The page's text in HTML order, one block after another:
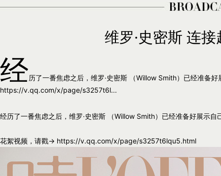
维罗·史密斯 连
经历了一番焦虑之后，维罗·史密斯 （Willow Smith）已经准备
https://v.qq.com/x/page/s3257t6l...
经历了一番焦虑之后，维罗·史密斯 （Willow Smith）已经准备好展示自
花絮视频，请戳→ https://v.qq.com/x/page/s3257t6lqu5.html